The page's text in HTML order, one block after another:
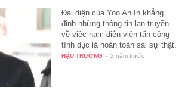
Đại diện của Yoo Ah In khẳng
định những thông tin lan truyền
về việc nam diễn viên tấn công
tình dục là hoàn toàn sai sự thật.
HẬU TRƯỜNG - 2 năm trước